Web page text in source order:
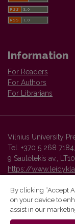
Information
For Readers
For Authors
For Librarians
Vilnius University
Tel. +370 5 268
9 Saulėtekis av.,
https://
Vilnius University
By clicking “Accept
on your device to
assist in our